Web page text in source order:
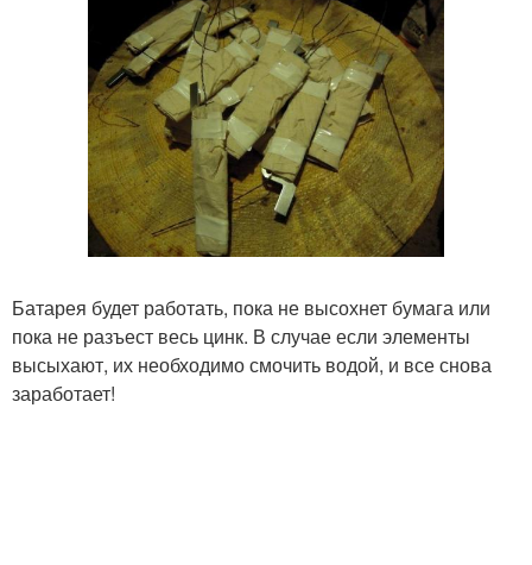
Батарея будет работать, пока не высохнет бумага или
пока не разъест весь цинк. В случае если элементы
высыхают, их необходимо смочить водой, и все снова
заработает!